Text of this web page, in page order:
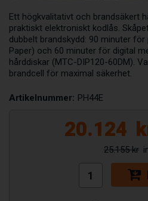
Ett högkvalitativt och brandsäkert
praktiskt elektroniskt kodlås.
dubbelt brandskydd: 90 minuter för
Paper) och 60 minuter för digital
hårddiskar (MTC-DIP120-60DM).
brandcell för maximal säkerhet.
Artikelnummer: PH44E
20.124
25.155 kr